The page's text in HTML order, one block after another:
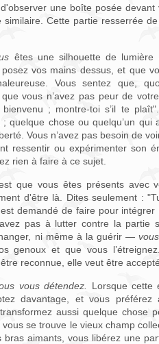
une boîte posée
similaire. Cette partie resserrée
êtes une silhouette de
vos mains dessus, et que
Vous sentez que,
que vous n’avez pas peur de
; montre-toi s’il te
; quelque chose ou quelqu’un
Vous n’avez pas besoin de
ressentir ou expérimenter son
rien à faire à ce sujet.
que vous êtes présents
d'être là. Dites seulement :
demandé de faire pour
pas à lutter contre la partie
ni même à la guérir —
genoux et que vous
reconnue, elle veut être
vous détendez.
Lorsque cette
davantage, et vous
aussi quelque chose
se trouve le vieux champ
bras aimants, vous libérez une